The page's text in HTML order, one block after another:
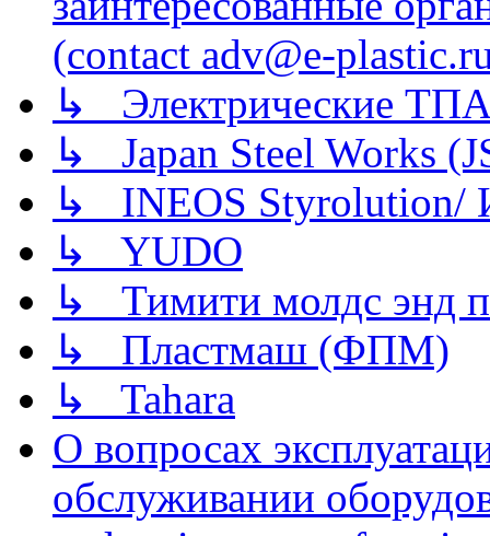
(contact adv@e-
↳ Электрические
↳ Japan Steel Works
↳ INEOS
↳ YUDO
↳ Тимити молдс энд
↳ Пластмаш (ФПМ)
↳ Tahara
О вопросах
обслуживании